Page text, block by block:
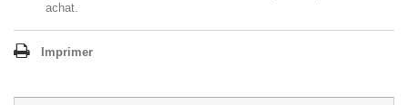
achat.
Imprimer